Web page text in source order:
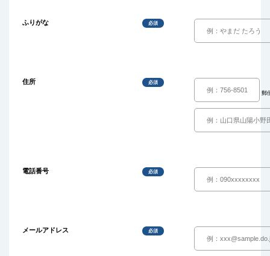
ふりがな 必須
住所 必須
郵
電話番号 必須
メールアドレス 必須